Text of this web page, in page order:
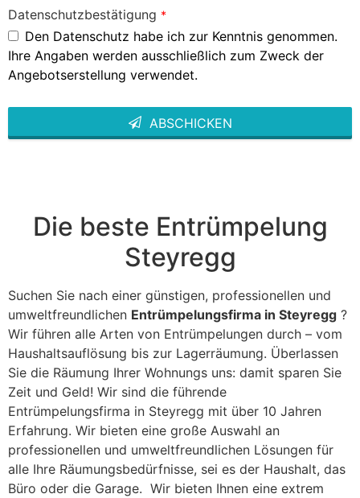
Datenschutzbestätigung *
Den Datenschutz habe ich zur Kenntnis genommen.
Ihre Angaben werden ausschließlich zum Zweck der
Angebotserstellung verwendet.
ABSCHICKEN
Die beste Entrümpelung
Steyregg
Suchen Sie nach einer günstigen, professionellen und
umweltfreundlichen Entrümpelungsfirma in Steyregg ?
Wir führen alle Arten von Entrümpelungen durch – vom
Haushaltsauflösung bis zur Lagerräumung. Überlassen
Sie die Räumung Ihrer Wohnungs uns: damit sparen Sie
Zeit und Geld! Wir sind die führende
Entrümpelungsfirma in Steyregg mit über 10 Jahren
Erfahrung. Wir bieten eine große Auswahl an
professionellen und umweltfreundlichen Lösungen für
alle Ihre Räumungsbedürfnisse, sei es der Haushalt, das
Büro oder die Garage. Wir bieten Ihnen eine extrem